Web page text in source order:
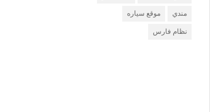
مندي موقع سياره
نظام فارس